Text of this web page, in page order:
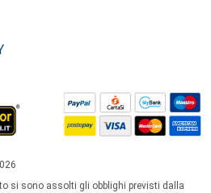
si sono assolti gli obblighi previsti dalla